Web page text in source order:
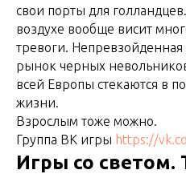
свои порты для
воздухе вообще висит
тревоги.
рынок черных
всей Европы стекаются в
жизни.
Взрослым тоже можно.
Группа ВК игры https://
Игры со светом.